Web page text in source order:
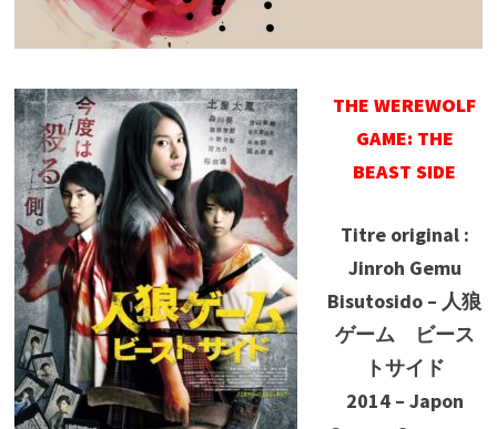
THE WEREWOLF
GAME: THE
BEAST SIDE
Titre original :
Jinroh Gemu
Bisutosido – 人狼
ゲーム ビース
トサイド
2014 – Japon